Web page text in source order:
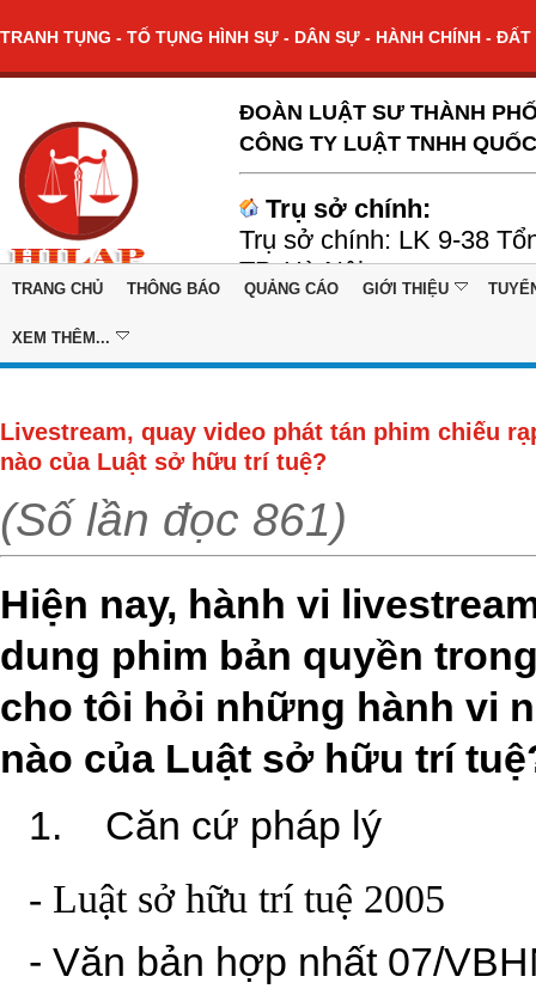
TRANH TỤNG - TỐ TỤNG HÌNH SỰ - DÂN SỰ - HÀNH CHÍNH -
ĐOÀN LUẬT SƯ THÀNH
CÔNG TY LUẬT TNHH
Trụ sở chính:
Trụ sở chính: LK 9-38
TP. Hà Nội
TRANG CHỦ THÔNG BÁO QUẢNG CÁO GIỚI THIỆU
XEM THÊM...
Livestream, quay video phát tán phim chiếu
nào của Luật sở hữu trí tuệ?
(Số lần đọc 861)
Hiện nay, hành vi
dung phim bản quyền
cho tôi hỏi những hành vi
nào của Luật sở hữu trí
1.
Căn cứ pháp lý
- Luật sở hữu trí tuệ 2005
- Văn bản hợp nhất 07/